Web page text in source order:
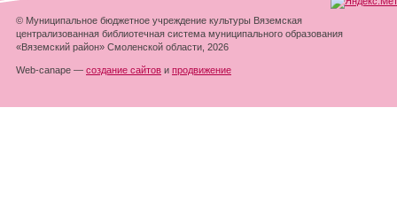
© Муниципальное бюджетное учреждение культуры Вяземская
централизованная библиотечная система муниципального образования
«Вяземский район» Смоленской области, 2026
Web-canape — создание сайтов и продвижение